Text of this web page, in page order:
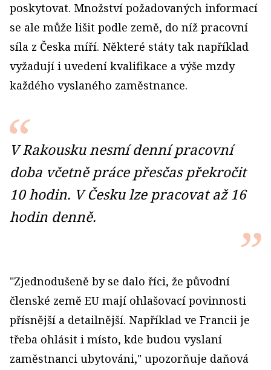
poskytovat. Množství požadovaných informací
se ale může lišit podle země, do níž pracovní
síla z Česka míří. Některé státy tak například
vyžadují i uvedení kvalifikace a výše mzdy
každého vyslaného zaměstnance.
V Rakousku nesmí denní pracovní
doba včetně práce přesčas překročit
10 hodin. V Česku lze pracovat až 16
hodin denně.
"Zjednodušeně by se dalo říci, že původní
členské země EU mají ohlašovací povinnosti
přísnější a detailnější. Například ve Francii je
třeba ohlásit i místo, kde budou vyslaní
zaměstnanci ubytováni," upozorňuje daňová